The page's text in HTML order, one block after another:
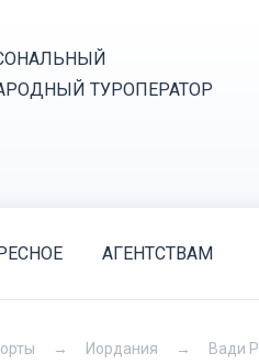
ТУРОПЕРАТОР
АГЕНТСТВАМ
Иордания Вади